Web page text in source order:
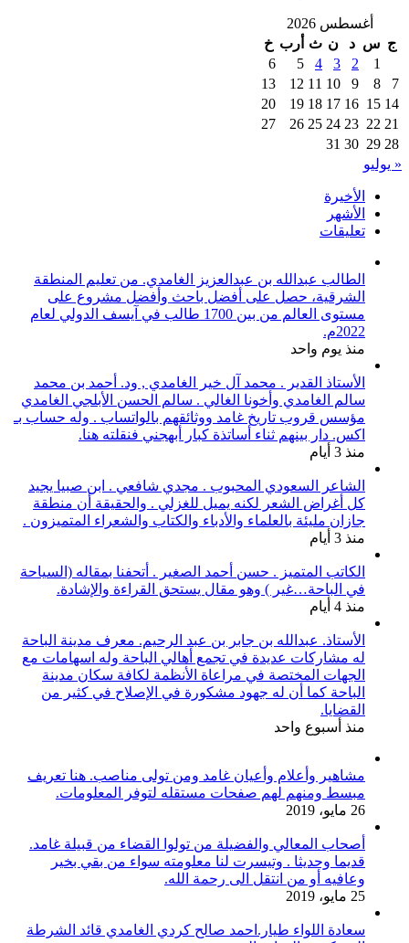
أغسطس 2026
ج س د ن ث أرب خ
1
2
3
4
5
6
7
8
9
10
11
12
13
14
15
16
17
18
19
20
21
22
23
24
25
26
27
28
29
30
31
« يوليو
الأخيرة
الأشهر
تعليقات
الطالب عبدالله بن عبدالعزيز الغامدي. من تعليم المنطقة
الشرقية، حصل على أفضل باحث وأفضل مشروع على
مستوى العالم من بين 1700 طالب في آيسف الدولي لعام
2022م.
منذ يوم واحد
الأستاذ القدير . محمد آل خير الغامدي , ود. أحمد بن محمد
سالم الغامدي وأخونا الغالي . سالم الحسن الأبلجي الغامدي
مؤسس قروب تاريخ غامد ووثائقهم بالواتساب . وله حساب بـ
اكس. دار بينهم ثناء أساتذة كبار أبهجني فنقلته هنا.
منذ 3 أيام
الشاعر السعودي المحبوب . مجدي شافعي . ابن صبيا يجيد
كل أغراض الشعر لكنه يميل للغزلي . والحقيقة أن منطقة
جازان مليئة بالعلماء والأدباء والكتاب والشعراء المتميزون .
منذ 3 أيام
الكاتب المتميز . حسن أحمد الصغير . أتحفنا بمقاله (السياحة
في الباحة…غير ) وهو مقال يستحق القراءة والإشادة.
منذ 4 أيام
الأستاذ. عبدالله بن جابر بن عبد الرحيم. معرف مدينة الباحة
له مشاركات عديدة في تجمع أهالي الباحة وله اسهامات مع
الجهات المختصة في مراعاة الأنظمة لكافة سكان مدينة
الباحة كما أن له جهود مشكورة في الإصلاح في كثير من
القضايا.
منذ أسبوع واحد
مشاهير وأعلام وأعيان غامد ومن تولى مناصب. هنا تعريف
مبسط ومنهم لهم صفحات مستقله لتوفر المعلومات.
26 مايو، 2019
أصحاب المعالي والفضيلة من تولوا القضاء من قبيلة غامد.
قديما وحديثا . وتيسرت لنا معلومته سواء من بقي بخير
وعافيه أو من انتقل الى رحمة الله.
25 مايو، 2019
سعادة اللواء طيار.احمد صالح كردي الغامدي قائد الشرطة